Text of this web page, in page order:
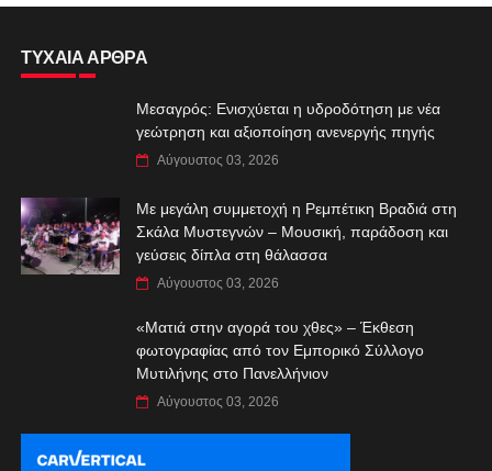
ΤΥΧΑΙΑ ΑΡΘΡΑ
Μεσαγρός: Ενισχύεται η υδροδότηση με νέα
γεώτρηση και αξιοποίηση ανενεργής πηγής
Αύγουστος 03, 2026
Με μεγάλη συμμετοχή η Ρεμπέτικη Βραδιά στη
Σκάλα Μυστεγνών – Μουσική, παράδοση και
γεύσεις δίπλα στη θάλασσα
Αύγουστος 03, 2026
«Ματιά στην αγορά του χθες» – Έκθεση
φωτογραφίας από τον Εμπορικό Σύλλογο
Μυτιλήνης στο Πανελλήνιον
Αύγουστος 03, 2026